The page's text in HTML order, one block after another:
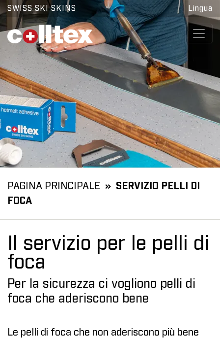
SWISS SKI SKINS Lingua
PAGINA PRINCIPALE
SERVIZIO PELLI DI
FOCA
Il servizio per le pelli di
foca
Per la sicurezza ci vogliono pelli di
foca che aderiscono bene
Le pelli di foca che non aderiscono più bene